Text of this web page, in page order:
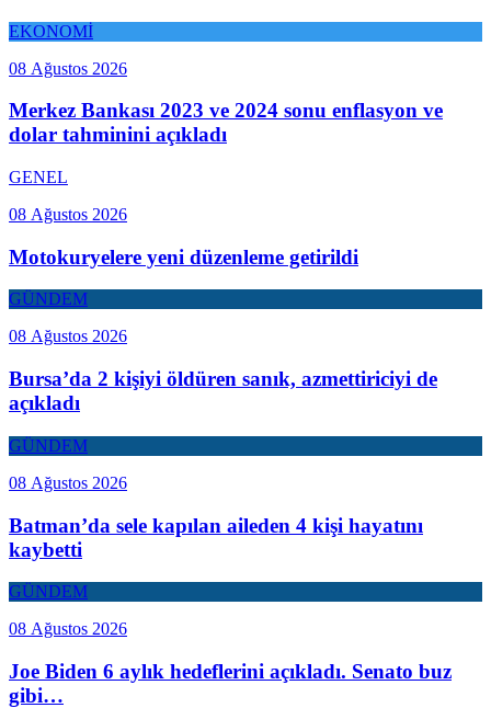
EKONOMİ
08 Ağustos 2026
Merkez Bankası 2023 ve 2024 sonu enflasyon ve
dolar tahminini açıkladı
GENEL
08 Ağustos 2026
Motokuryelere yeni düzenleme getirildi
GÜNDEM
08 Ağustos 2026
Bursa’da 2 kişiyi öldüren sanık, azmettiriciyi de
açıkladı
GÜNDEM
08 Ağustos 2026
Batman’da sele kapılan aileden 4 kişi hayatını
kaybetti
GÜNDEM
08 Ağustos 2026
Joe Biden 6 aylık hedeflerini açıkladı. Senato buz
gibi…